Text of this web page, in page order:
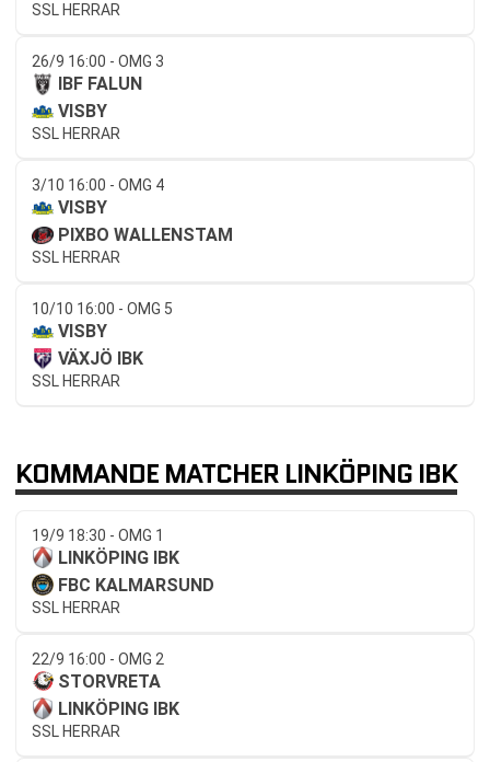
SSL HERRAR
26/9 16:00 - OMG 3
IBF FALUN
VISBY
SSL HERRAR
3/10 16:00 - OMG 4
VISBY
PIXBO WALLENSTAM
SSL HERRAR
10/10 16:00 - OMG 5
VISBY
VÄXJÖ IBK
SSL HERRAR
KOMMANDE MATCHER LINKÖPING IBK
19/9 18:30 - OMG 1
LINKÖPING IBK
FBC KALMARSUND
SSL HERRAR
22/9 16:00 - OMG 2
STORVRETA
LINKÖPING IBK
SSL HERRAR